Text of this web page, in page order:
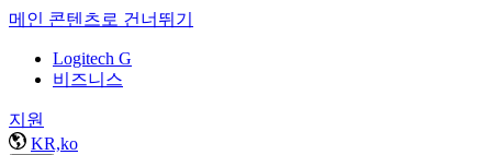
메인 콘텐츠로 건너뛰기
Logitech G
비즈니스
지원
KR,ko